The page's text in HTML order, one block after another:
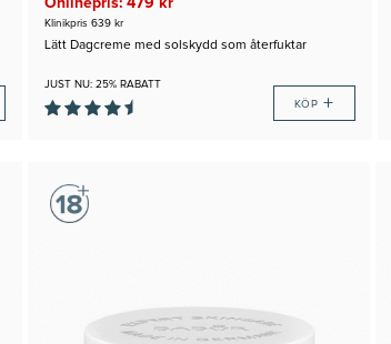
Onlinepris: 479 kr
Klinikpris 639 kr
Lätt Dagcreme med solskydd som återfuktar
JUST NU: 25% RABATT
KÖP +